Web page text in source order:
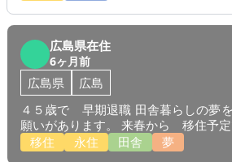
広島県在住
6ヶ月前
広島県
広島
４５歳で 早期退職 田舎暮らしの夢
願いがあります。 来春から 移住予定
移住
永住 田舎 夢